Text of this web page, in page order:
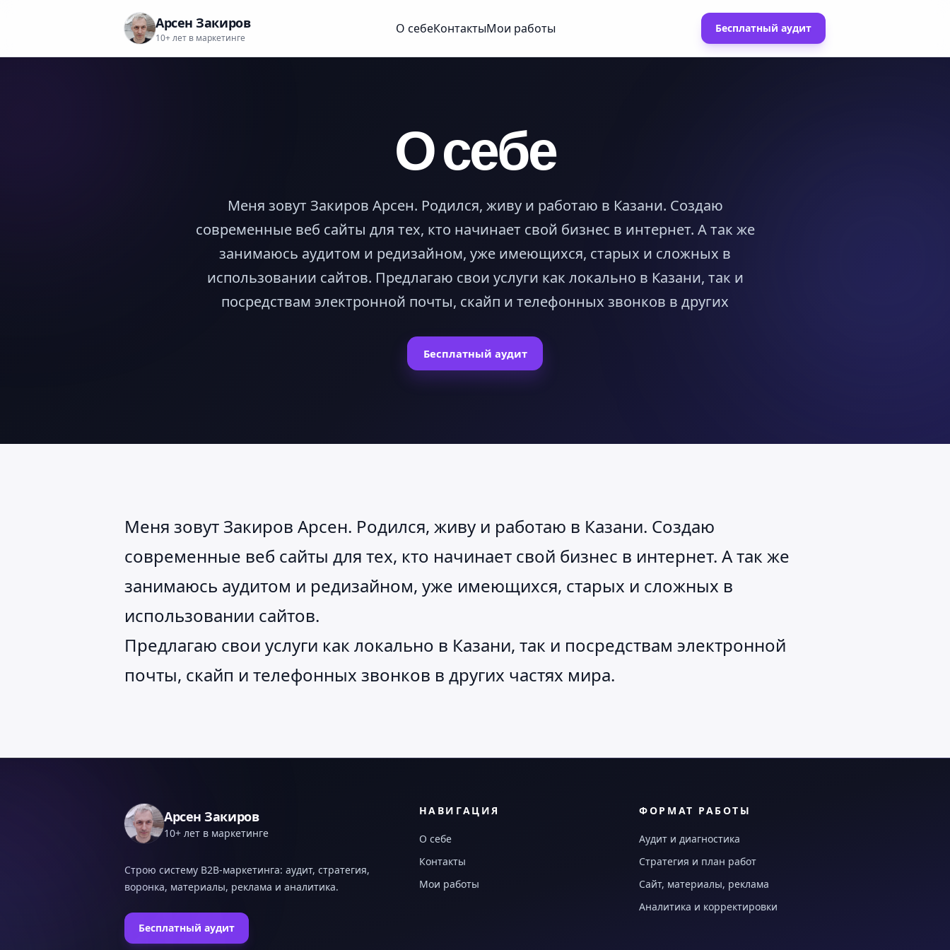
Арсен Закиров
10+ лет в маркетинге
О себеКонтактыМои работы Бесплатный аудит
О себе
Меня зовут Закиров Арсен. Родился, живу и работаю в Казани. Создаю
современные веб сайты для тех, кто начинает свой бизнес в интернет. А так же
занимаюсь аудитом и редизайном, уже имеющихся, старых и сложных в
использовании сайтов. Предлагаю свои услуги как локально в Казани, так и
посредствам электронной почты, скайп и телефонных звонков в других
Бесплатный аудит
Меня зовут Закиров Арсен. Родился, живу и работаю в Казани. Создаю
современные веб сайты для тех, кто начинает свой бизнес в интернет. А так же
занимаюсь аудитом и редизайном, уже имеющихся, старых и сложных в
использовании сайтов.
Предлагаю свои услуги как локально в Казани, так и посредствам электронной
почты, скайп и телефонных звонков в других частях мира.
Арсен Закиров
10+ лет в маркетинге
Строю систему B2B-маркетинга: аудит, стратегия,
воронка, материалы, реклама и аналитика.
Бесплатный аудит
НАВИГАЦИЯ
О себе
Контакты
Мои работы
ФОРМАТ РАБОТЫ
Аудит и диагностика
Стратегия и план работ
Сайт, материалы, реклама
Аналитика и корректировки